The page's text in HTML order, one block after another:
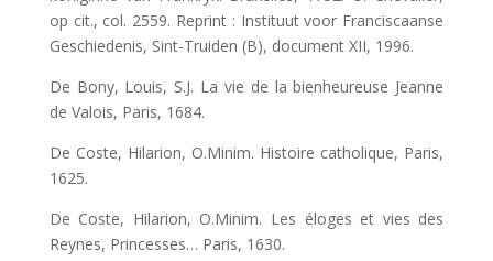
op cit., col. 2559. Reprint : Instituut voor Franciscaanse
Geschiedenis, Sint-Truiden (B), document XII, 1996.
De Bony, Louis, S.J. La vie de la bienheureuse Jeanne
de Valois, Paris, 1684.
De Coste, Hilarion, O.Minim. Histoire catholique, Paris,
1625.
De Coste, Hilarion, O.Minim. Les éloges et vies des
Reynes, Princesses… Paris, 1630.